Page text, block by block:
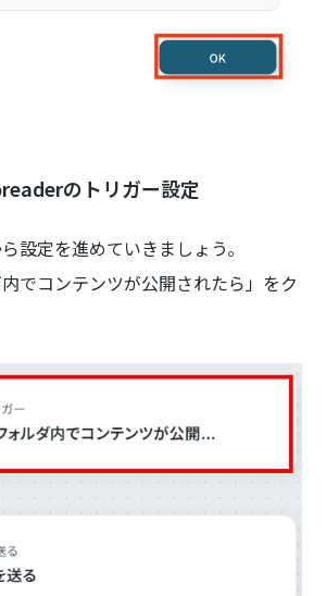
のトリガー設定
設定を進めていきましょう。
内でコンテンツが公開されたら」をク